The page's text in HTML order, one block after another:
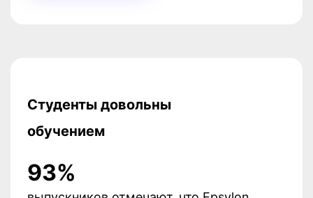
Студенты довольны
обучением
93%